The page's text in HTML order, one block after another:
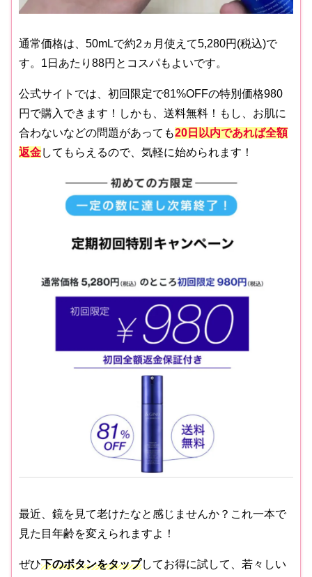
通常価格は、50mLで約2ヵ月使えて5,280円(税込)で
す。1日あたり88円とコスパもよいです。
公式サイトでは、初回限定で81%OFFの特別価格980
円で購入できます！しかも、送料無料！もし、お肌に
合わないなどの問題があっても20日以内であれば全額
返金してもらえるので、気軽に始められます！
最近、鏡を見て老けたなと感じませんか？これ一本で
見た目年齢を変えられますよ！
ぜひ下のボタンをタップしてお得に試して、若々しい